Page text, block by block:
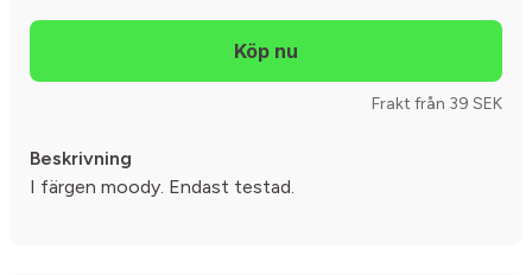
Frakt från 39 SEK
Beskrivning
I färgen moody. Endast testad.